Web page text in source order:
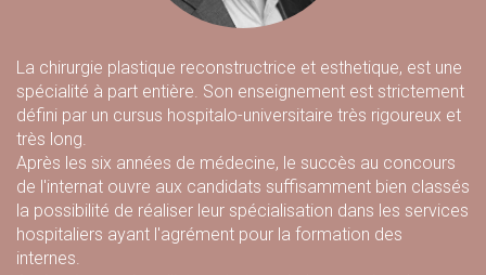
La chirurgie plastique reconstructrice et esthetique, est une
spécialité à part entière. Son enseignement est strictement
défini par un cursus hospitalo-universitaire très rigoureux et
très long.
Après les six années de médecine, le succès au concours
de l'internat ouvre aux candidats suffisamment bien classés
la possibilité de réaliser leur spécialisation dans les services
hospitaliers ayant l'agrément pour la formation des
internes.